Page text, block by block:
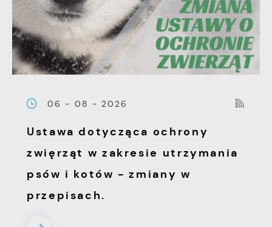
06 - 08 - 2026
Ustawa dotycząca ochrony
zwięrząt w zakresie utrzymania
psów i kotów - zmiany w
przepisach.
pojawić się na stronach podmiotów trzecich
lub firm będących naszymi partnerami oraz
innych dostawców usług. Firmy te działają w
charakterze pośredników prezentujących nasze
komunikatów mediów społecznościowych.